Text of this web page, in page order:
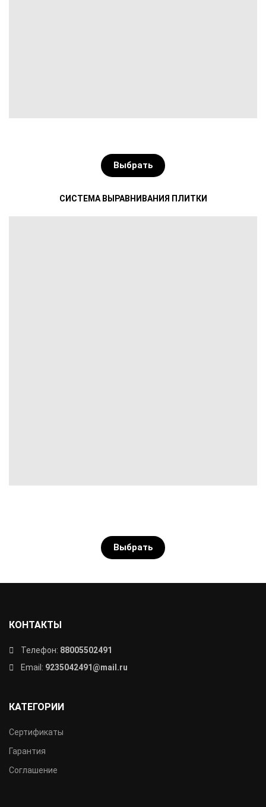
Выбрать
СИСТЕМА ВЫРАВНИВАНИЯ ПЛИТКИ
Выбрать
КОНТАКТЫ
Телефон: 88005502491
Email: 9235042491@mail.ru
КАТЕГОРИИ
Сертификаты
Гарантия
Соглашение